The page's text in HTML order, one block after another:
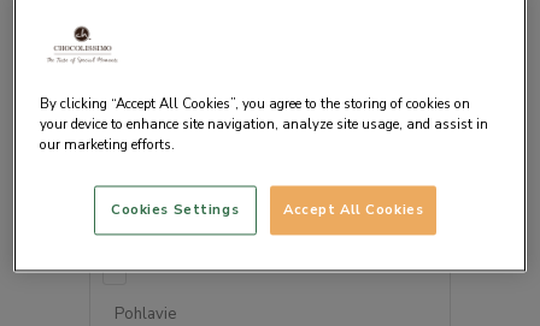
VAŠE OSOBNÉ ÚDAJE
Firma
Pohlavie
By clicking “Accept All Cookies”, you agree to the storing of cookies on
your device to enhance site navigation, analyze site usage, and assist in
our marketing efforts.
Accept All Cookies
Cookies Settings